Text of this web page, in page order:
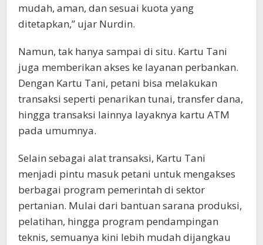
mudah, aman, dan sesuai kuota yang
ditetapkan,” ujar Nurdin.
Namun, tak hanya sampai di situ. Kartu Tani
juga memberikan akses ke layanan perbankan.
Dengan Kartu Tani, petani bisa melakukan
transaksi seperti penarikan tunai, transfer dana,
hingga transaksi lainnya layaknya kartu ATM
pada umumnya.
Selain sebagai alat transaksi, Kartu Tani
menjadi pintu masuk petani untuk mengakses
berbagai program pemerintah di sektor
pertanian. Mulai dari bantuan sarana produksi,
pelatihan, hingga program pendampingan
teknis, semuanya kini lebih mudah dijangkau